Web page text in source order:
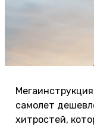
самолет
хитростей,